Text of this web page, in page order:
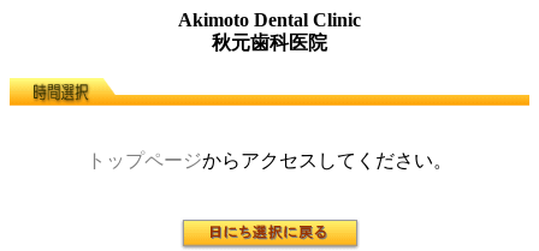
Akimoto Dental Clinic
秋元歯科医院
トップページからアクセスしてください。